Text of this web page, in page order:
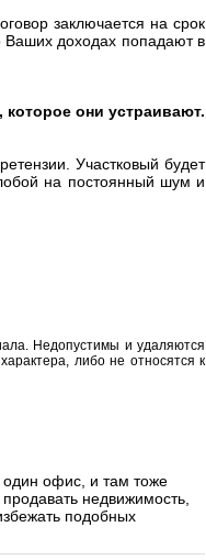
заключается на срок
Ваших доходах попадают в
они устраивают.
Участковый будет
на постоянный шум и
Недопустимы и удаляются
либо не относятся к
один офис, и там тоже
недвижимость,
подобных